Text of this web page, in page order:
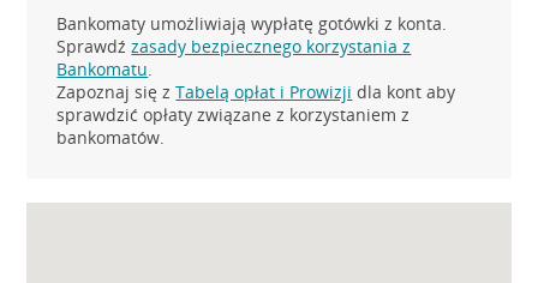
Bankomaty umożliwiają wypłatę gotówki z konta.
Sprawdźzasady bezpiecznego korzystania z
Bankomatu.
Zapoznaj się zTabelą opłat i Prowizji dla kont aby
sprawdzić opłaty związane z korzystaniem z
bankomatów.